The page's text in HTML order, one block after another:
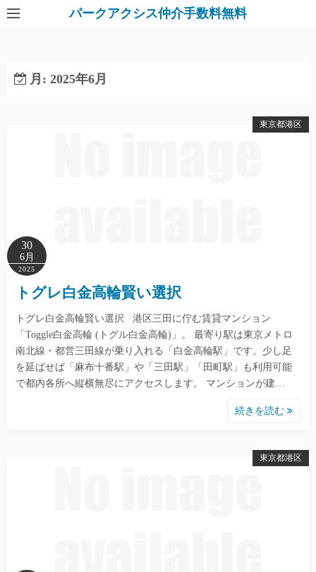
パークアクシス仲介手数料無料
月: 2025年6月
東京都港区
30
6月
2025
トグレ白金高輪賢い選択
トグレ白金高輪賢い選択 港区三田に佇む賃貸マンション
「Toggle白金高輪 (トグル白金高輪)」。 最寄り駅は東京メトロ
南北線・都営三田線が乗り入れる「白金高輪駅」です。少し足
を延ばせば「麻布十番駅」や「三田駅」「田町駅」も利用可能
で都内各所へ縦横無尽にアクセスします。 マンションが建…
続きを読む
東京都港区